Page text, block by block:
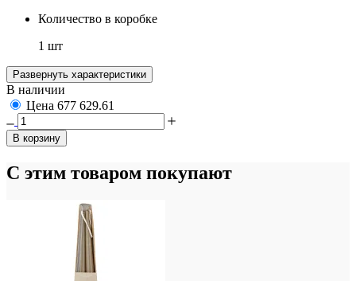
Количество в коробке
1 шт
Развернуть характеристики
В наличии
Цена 677 629.61
В корзину
С этим товаром покупают